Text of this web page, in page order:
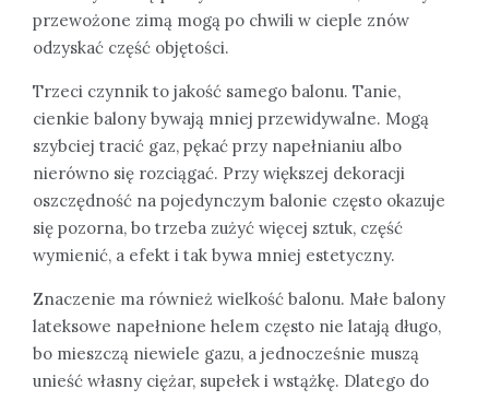
przewożone zimą mogą po chwili w cieple znów
odzyskać część objętości.
Trzeci czynnik to jakość samego balonu. Tanie,
cienkie balony bywają mniej przewidywalne. Mogą
szybciej tracić gaz, pękać przy napełnianiu albo
nierówno się rozciągać. Przy większej dekoracji
oszczędność na pojedynczym balonie często okazuje
się pozorna, bo trzeba zużyć więcej sztuk, część
wymienić, a efekt i tak bywa mniej estetyczny.
Znaczenie ma również wielkość balonu. Małe balony
lateksowe napełnione helem często nie latają długo,
bo mieszczą niewiele gazu, a jednocześnie muszą
unieść własny ciężar, supełek i wstążkę. Dlatego do